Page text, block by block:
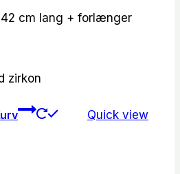
cm lang + forlænger
zirkon
Quick view